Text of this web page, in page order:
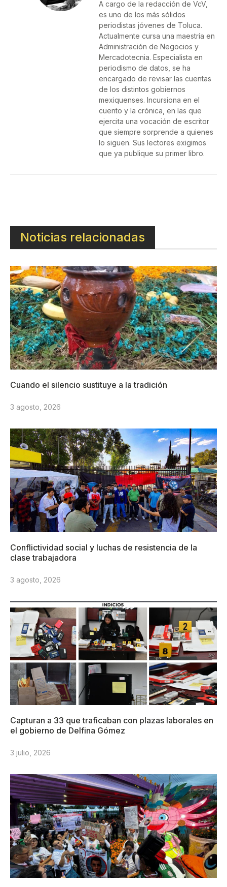
A cargo de la redacción de VcV,
es uno de los más sólidos
periodistas jóvenes de Toluca.
Actualmente cursa una maestría en
Administración de Negocios y
Mercadotecnia. Especialista en
periodismo de datos, se ha
encargado de revisar las cuentas
de los distintos gobiernos
mexiquenses. Incursiona en el
cuento y la crónica, en las que
ejercita una vocación de escritor
que siempre sorprende a quienes
lo siguen. Sus lectores exigimos
que ya publique su primer libro.
Noticias relacionadas
Cuando el silencio sustituye a la tradición
3 agosto, 2026
Conflictividad social y luchas de resistencia de la
clase trabajadora
3 agosto, 2026
Capturan a 33 que traficaban con plazas laborales en
el gobierno de Delfina Gómez
3 julio, 2026